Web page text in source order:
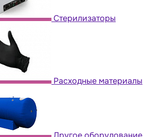
Стерилизаторы
Расходные материалы